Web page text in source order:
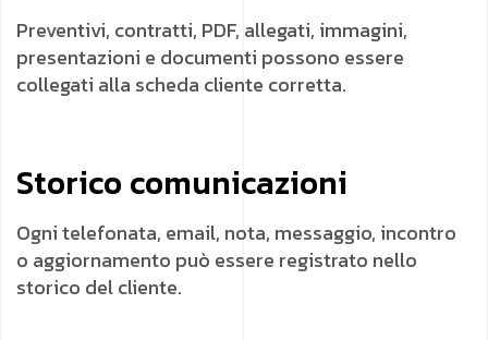
Preventivi, contratti, PDF, allegati, immagini,
presentazioni e documenti possono essere
collegati alla scheda cliente corretta.
Storico comunicazioni
Ogni telefonata, email, nota, messaggio, incontro
o aggiornamento può essere registrato nello
storico del cliente.